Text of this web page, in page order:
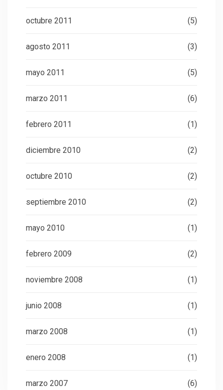
octubre 2011 (5)
agosto 2011 (3)
mayo 2011 (5)
marzo 2011 (6)
febrero 2011 (1)
diciembre 2010 (2)
octubre 2010 (2)
septiembre 2010 (2)
mayo 2010 (1)
febrero 2009 (2)
noviembre 2008 (1)
junio 2008 (1)
marzo 2008 (1)
enero 2008 (1)
marzo 2007 (6)